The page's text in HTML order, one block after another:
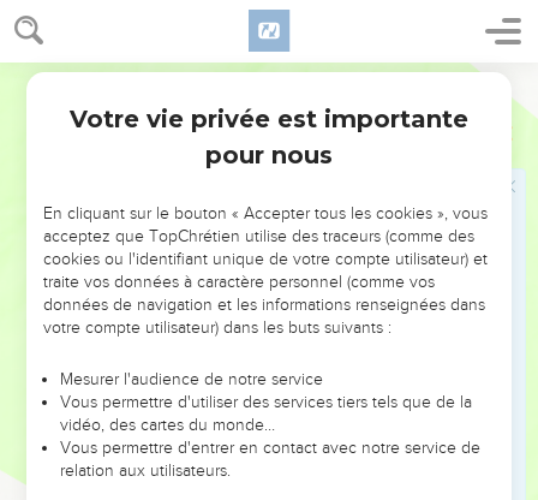
Exode 10
24 Le roi d’Égypte appelle Moïse et lui dit : « Vous pouvez
aller servir le SEIGNEUR. Vos enfants peuvent aller avec
rester ici. »
Moïse répond : « Sûrement pas ! Tu nous donneras toi-
Dieu en sacrifices de communion et en sacrifices complets.
De plus, nous emmènerons nos troupeaux. Aucun animal
ne restera ici. Nous devrons prendre plusieurs de ces
animaux pour les offrir au SEIGNEUR notre Dieu. Mais avant
d’arriver là-bas, nous ne savons pas lesquels nous devons
offrir. »
Pourtant, le SEIGNEUR ferme le cœur du roi d’Égypte.
Celui-ci ne veut pas laisser partir les Israélites.
Il dit à Moïse : « Va-t’en ! Attention, ne reviens plus te
Votre vie privée est importante
pour nous
En cliquant sur le bouton « Accepter tous les cookies », vous
acceptez que TopChrétien utilise des traceurs (comme des
cookies ou l'identifiant unique de votre compte utilisateur) et
traite vos données à caractère personnel (comme vos
données de navigation et les informations renseignées dans
votre compte utilisateur) dans les buts suivants :
Mesurer l'audience de notre service
Vous permettre d'utiliser des services tiers tels que de la
vidéo, des cartes du monde…
Vous permettre d'entrer en contact avec notre service de
relation aux utilisateurs.